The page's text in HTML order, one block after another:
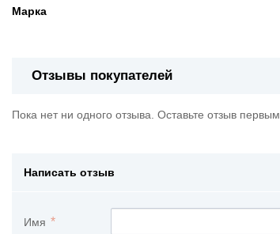
Марка
Отзывы покупателей
Пока нет ни одного отзыва. Оставьте отзыв первым
Написать отзыв
Имя